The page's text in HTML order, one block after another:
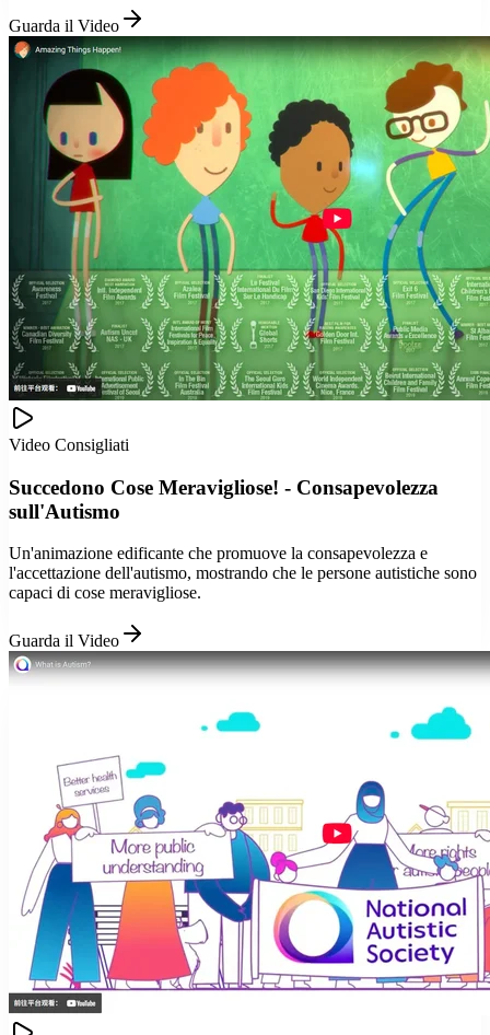
Guarda il Video
Video Consigliati
Succedono Cose Meravigliose! - Consapevolezza
sull'Autismo
Un'animazione edificante che promuove la consapevolezza e
l'accettazione dell'autismo, mostrando che le persone autistiche sono
capaci di cose meravigliose.
Guarda il Video